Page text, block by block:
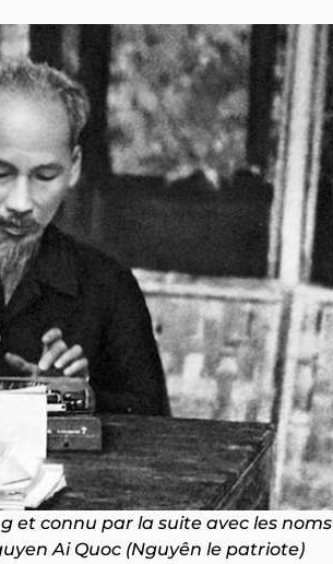
et connu par la suite avec les noms
Ai Quoc (Nguyên le patriote)